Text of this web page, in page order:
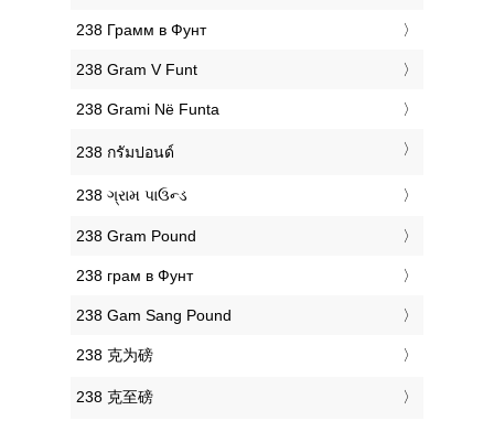
‎238 Грамм в Фунт
‎238 Gram V Funt
‎238 Grami Në Funta
‎238 กรัมปอนด์
‎238 ગ્રામ પાઉન્ડ
‎238 Gram Pound
‎238 грам в Фунт
‎238 Gam Sang Pound
‎238 克为磅
‎238 克至磅